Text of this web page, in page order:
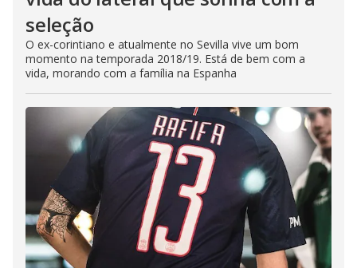
seleção
O ex-corintiano e atualmente no Sevilla vive um bom
momento na temporada 2018/19. Está de bem com a
vida, morando com a família na Espanha